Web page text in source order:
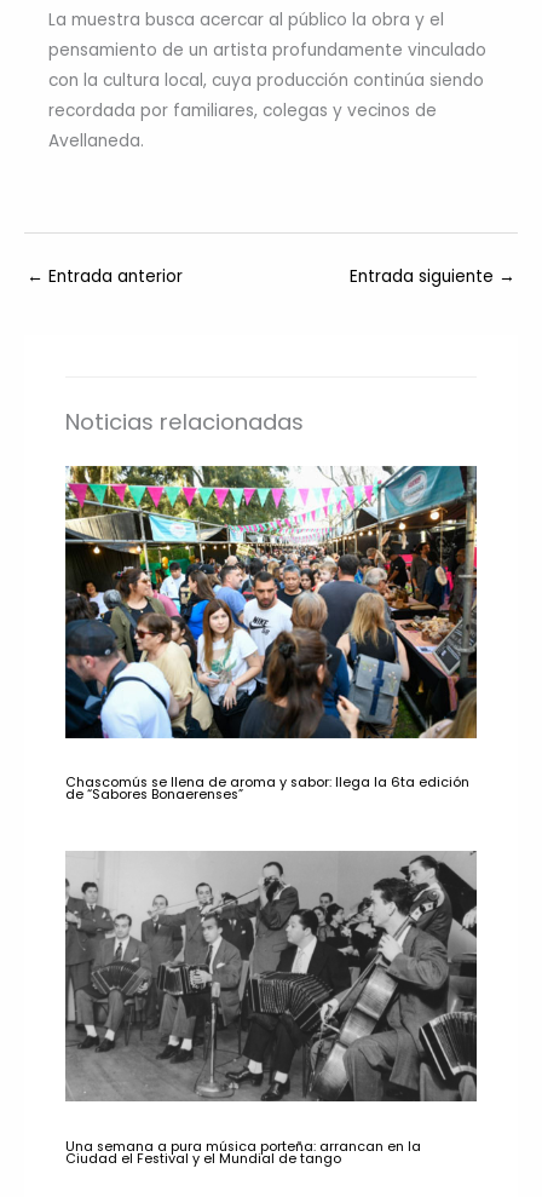
La muestra busca acercar al público la obra y el
pensamiento de un artista profundamente vinculado
con la cultura local, cuya producción continúa siendo
recordada por familiares, colegas y vecinos de
Avellaneda.
← Entrada anterior Entrada siguiente →
Noticias relacionadas
Chascomús se llena de aroma y sabor: llega la 6ta edición
de “Sabores Bonaerenses”
Una semana a pura música porteña: arrancan en la
Ciudad el Festival y el Mundial de tango